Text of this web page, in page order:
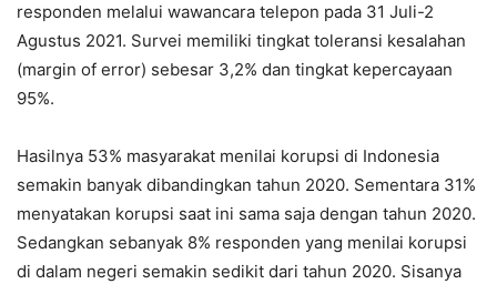
responden melalui wawancara telepon pada 31 Juli-2
Agustus 2021. Survei memiliki tingkat toleransi kesalahan
(margin of error) sebesar 3,2% dan tingkat kepercayaan
95%.
Hasilnya 53% masyarakat menilai korupsi di Indonesia
semakin banyak dibandingkan tahun 2020. Sementara 31%
menyatakan korupsi saat ini sama saja dengan tahun 2020.
Sedangkan sebanyak 8% responden yang menilai korupsi
di dalam negeri semakin sedikit dari tahun 2020. Sisanya